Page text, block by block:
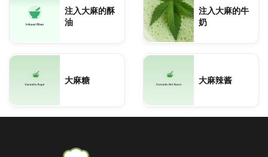
注入大麻的酥
油
注入大麻的牛
奶
大麻糖 大麻辣酱